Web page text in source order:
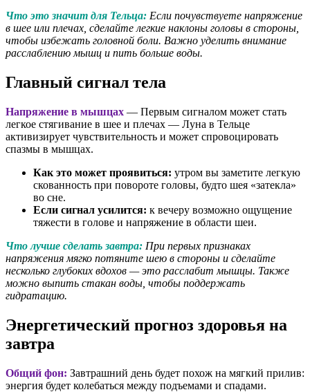
Что это значит для Тельца: Если почувствуете напряжение
в шее или плечах, сделайте легкие наклоны головы в стороны,
чтобы избежать головной боли. Важно уделить внимание
расслаблению мышц и пить больше воды.
Главный сигнал тела
Напряжение в мышцах — Первым сигналом может стать
легкое стягивание в шее и плечах — Луна в Тельце
активизирует чувствительность и может спровоцировать
спазмы в мышцах.
Как это может проявиться: утром вы заметите легкую
скованность при повороте головы, будто шея «затекла»
во сне.
Если сигнал усилится: к вечеру возможно ощущение
тяжести в голове и напряжение в области шеи.
Что лучше сделать завтра: При первых признаках
напряжения мягко потяните шею в стороны и сделайте
несколько глубоких вдохов — это расслабит мышцы. Также
можно выпить стакан воды, чтобы поддержать
гидратацию.
Энергетический прогноз здоровья на
завтра
Общий фон: Завтрашний день будет похож на мягкий прилив:
энергия будет колебаться между подъемами и спадами.